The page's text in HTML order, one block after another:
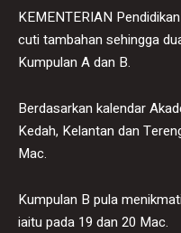
KEMENTERIAN
cuti tambahan sehingga
Kumpulan A dan B.
Berdasarkan kalendar
Kedah, Kelantan dan
Mac.
Kumpulan B pula
iaitu pada 19 dan 20 Mac.